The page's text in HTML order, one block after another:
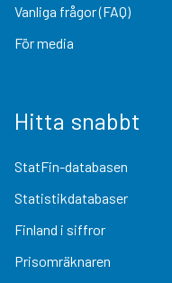
Vanliga frågor (FAQ)
För media
Hitta snabbt
StatFin-databasen
Statistikdatabaser
Finland i siffror
Prisomräknaren